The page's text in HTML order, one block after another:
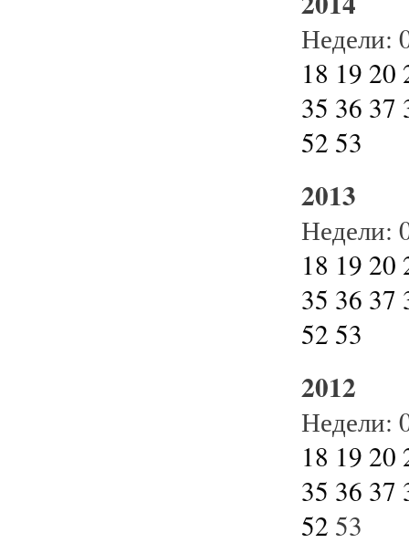
Недели:
18 19 20
35 36 37
52 53
2013
Недели:
18 19 20
35 36 37
52 53
2012
Недели:
18 19 20
35 36 37
52 53